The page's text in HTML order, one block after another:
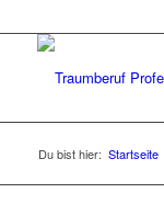
Du bist hier: Startseite